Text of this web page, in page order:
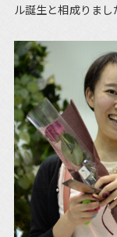
ル誕生と相成りまし